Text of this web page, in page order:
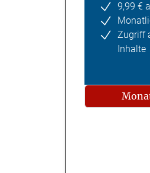
9,99 €
Zugriff
Inhalte